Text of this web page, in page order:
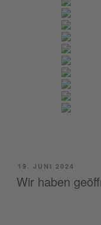
VERÖFFENTLICHT
AM
19. JUNI 2024
Wir haben